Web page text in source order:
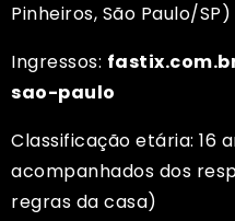
Pinheiros, São Paulo/SP)
Ingressos:
sao-paulo
Classificação etária: 16
acompanhados dos
regras da casa)